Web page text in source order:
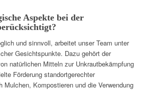
Aspekte bei der
und sinnvoll, arbeitet unser Team unter
Gesichtspunkte. Dazu gehört der
natürlichen Mitteln zur Unkrautbekämpfung
Förderung standortgerechter
Mulchen, Kompostieren und die Verwendung